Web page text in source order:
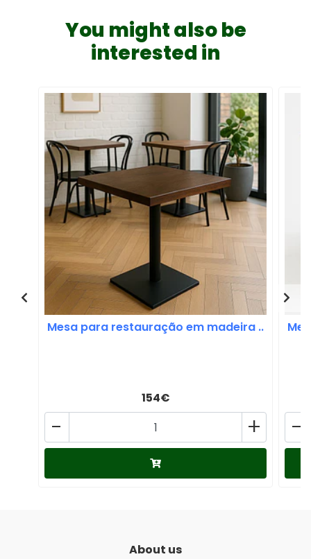
You might also be
interested in
Mesa para restauração em madeira ..
154€
+
- -
About us